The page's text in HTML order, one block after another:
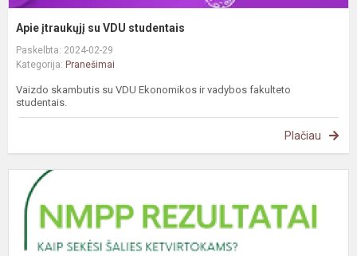
Apie įtraukųjį su VDU studentais
Paskelbta: 2024-02-29
Kategorija: Pranešimai
Vaizdo skambutis su VDU Ekonomikos ir vadybos fakulteto
studentais.
Plačiau